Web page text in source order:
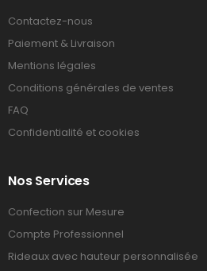
Contactez-nous
Paiement & Livraison
Mentions légales
Conditions générales de ventes
FAQ
Confidentialité et cookies
Nos Services
Confection sur Mesure
Compte Professionnel
Rideaux avec hauteur personnalisée